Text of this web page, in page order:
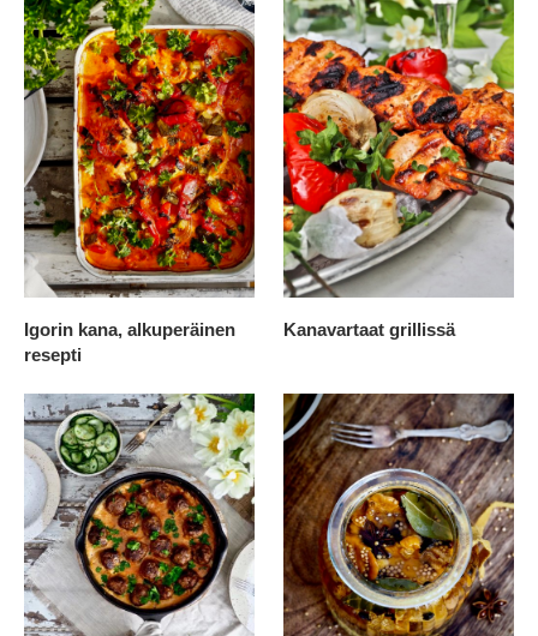
Igorin kana, alkuperäinen
resepti
Kanavartaat grillissä